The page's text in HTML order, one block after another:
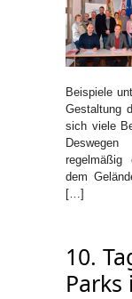
Beispiele
Gestaltung
sich viele
regelmäßig
dem
[…]
10.
Parks